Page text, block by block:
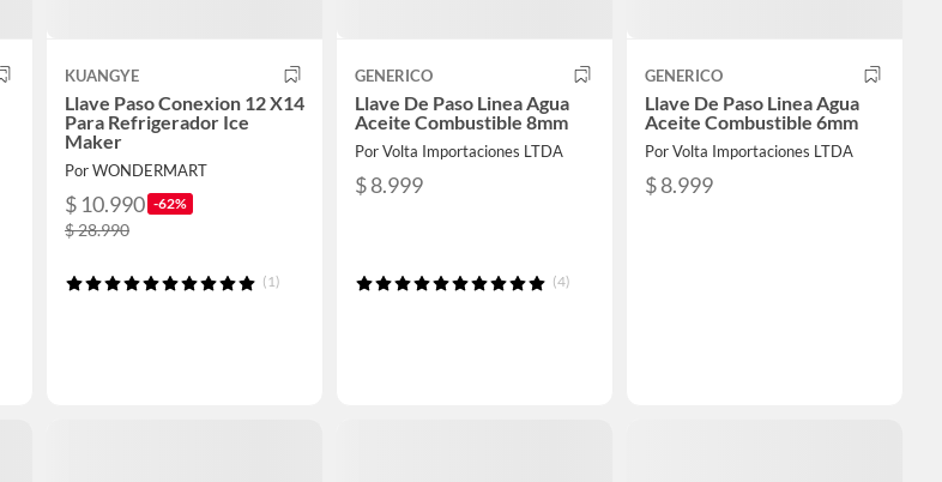
KUANGYE
Llave Paso Conexion 12 X14
Para Refrigerador Ice
Maker
Por WONDERMART
$ 10.990 -62%
$ 28.990
(1)
GENERICO
Llave De Paso Linea Agua
Aceite Combustible 8mm
Por Volta Importaciones LTDA
$ 8.999
(4)
GENERICO
Llave De Paso Linea Agua
Aceite Combustible 6mm
Por Volta Importaciones LTDA
$ 8.999